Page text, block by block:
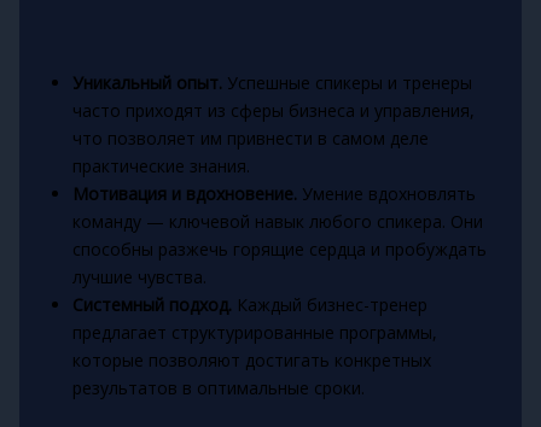
Уникальный опыт. Успешные спикеры и тренеры
часто приходят из сферы бизнеса и управления,
что позволяет им привнести в самом деле
практические знания.
Мотивация и вдохновение. Умение вдохновлять
команду — ключевой навык любого спикера. Они
способны разжечь горящие сердца и пробуждать
лучшие чувства.
Системный подход. Каждый бизнес-тренер
предлагает структурированные программы,
которые позволяют достигать конкретных
результатов в оптимальные сроки.